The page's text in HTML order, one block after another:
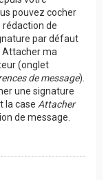
pouvez cocher
de
par défaut
Attacher ma
(onglet
de message).
une signature
la case Attacher
de message.